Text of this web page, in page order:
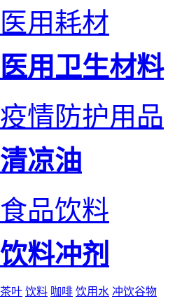
医用耗材
医用卫生材料
疫情防护用品
清凉油
食品饮料
饮料冲剂
茶叶 饮料 咖啡 饮用水 冲饮谷物